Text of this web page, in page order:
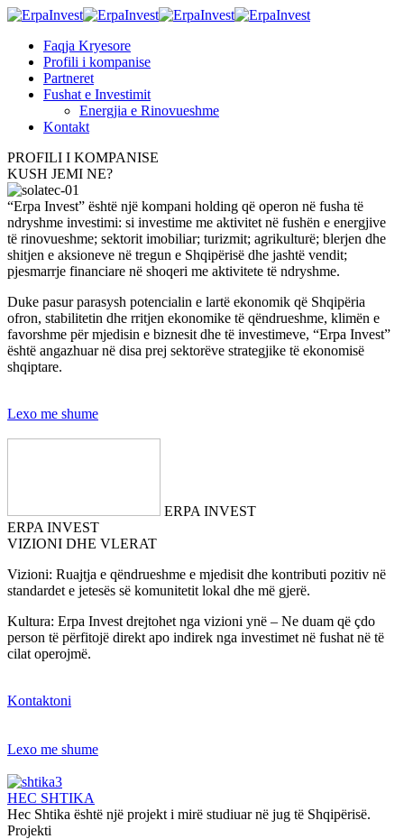
Faqja Kryesore
Profili i kompanise
Partneret
Fushat e Investimit
Energjia e Rinovueshme
Kontakt
PROFILI I KOMPANISE
KUSH JEMI NE?
“Erpa Invest” është një kompani holding që operon në fusha të
ndryshme investimi: si investime me aktivitet në fushën e energjive
të rinovueshme; sektorit imobiliar; turizmit; agrikulturë; blerjen dhe
shitjen e aksioneve në tregun e Shqipërisë dhe jashtë vendit;
pjesmarrje financiare në shoqeri me aktivitete të ndryshme.
Duke pasur parasysh potencialin e lartë ekonomik që Shqipëria
ofron, stabilitetin dhe rritjen ekonomike të qëndrueshme, klimën e
favorshme për mjedisin e biznesit dhe të investimeve, “Erpa Invest”
është angazhuar në disa prej sektorëve strategjike të ekonomisë
shqiptare.
Lexo me shume
ERPA INVEST
ERPA INVEST
VIZIONI DHE VLERAT
Vizioni: Ruajtja e qëndrueshme e mjedisit dhe kontributi pozitiv në
standardet e jetesës së komunitetit lokal dhe më gjerë.
Kultura: Erpa Invest drejtohet nga vizioni ynë – Ne duam që çdo
person të përfitojë direkt apo indirek nga investimet në fushat në të
cilat operojmë.
Kontaktoni
Lexo me shume
HEC SHTIKA
Hec Shtika është një projekt i mirë studiuar në jug të Shqipërisë.
Projekti